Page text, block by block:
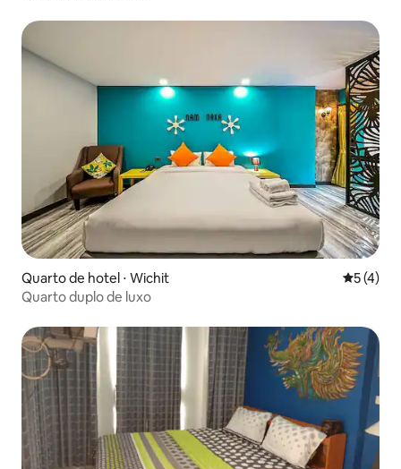
Quarto de hotel ⋅ Wichit 5 de
5 (4)
Quarto duplo de luxo